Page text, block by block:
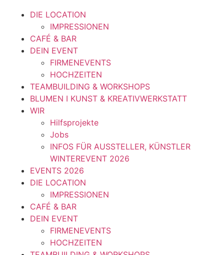
DIE LOCATION
IMPRESSIONEN
CAFÉ & BAR
DEIN EVENT
FIRMENEVENTS
HOCHZEITEN
TEAMBUILDING & WORKSHOPS
BLUMEN I KUNST & KREATIVWERKSTATT
WIR
Hilfsprojekte
Jobs
INFOS FÜR AUSSTELLER, KÜNSTLER
WINTEREVENT 2026
EVENTS 2026
DIE LOCATION
IMPRESSIONEN
CAFÉ & BAR
DEIN EVENT
FIRMENEVENTS
HOCHZEITEN